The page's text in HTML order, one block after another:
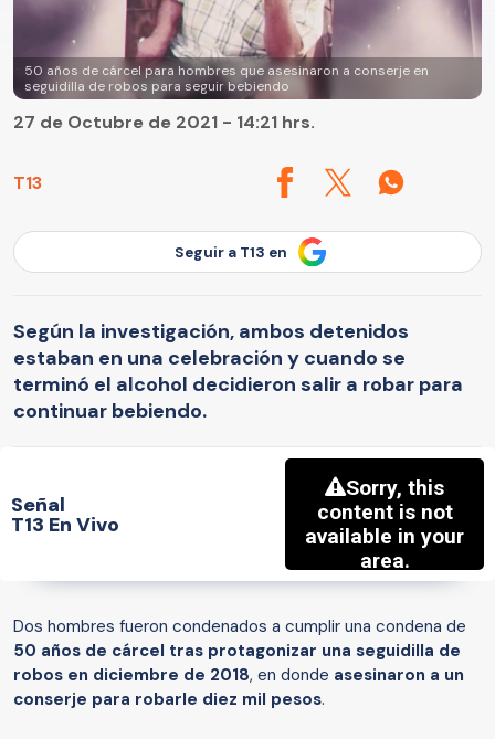
50 años de cárcel para hombres que asesinaron a conserje en
seguidilla de robos para seguir bebiendo
T13
27 de Octubre de 2021 - 14:21 hrs.
Seguir a T13 en
Según la investigación, ambos detenidos
estaban en una celebración y cuando se
terminó el alcohol decidieron salir a robar para
continuar bebiendo.
Señal
T13 En Vivo
Dos hombres fueron condenados a cumplir una condena de
50 años de cárcel tras protagonizar una seguidilla de
robos en diciembre de 2018, en donde asesinaron a un
conserje para robarle diez mil pesos.